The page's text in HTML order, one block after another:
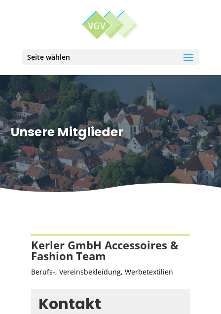
Seite wählen
Unsere Mitglieder
Kerler GmbH Accessoires &
Fashion Team
Berufs-, Vereinsbekleidung, Werbetextilien
Kontakt